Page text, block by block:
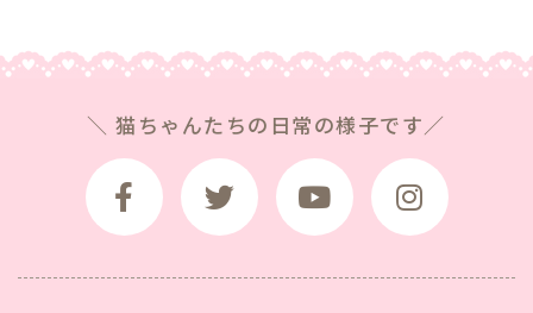
＼ 猫ちゃんたちの日常の様子です／